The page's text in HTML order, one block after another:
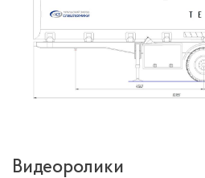
Видеоролики